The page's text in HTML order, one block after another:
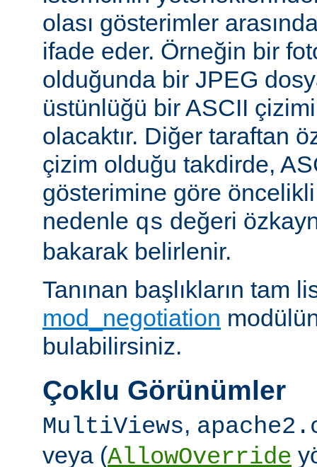
olası gösterimler
ifade eder. Örneğin bir
olduğunda bir JPEG
üstünlüğü bir ASCII
olacaktır. Diğer taraftan
çizim olduğu takdirde,
gösterimine göre
nedenle qs değeri
bakarak belirlenir.
Tanınan başlıkların tam
mod_negotiation
bulabilirsiniz.
Çoklu Görünümler
MultiViews,
veya (AllowOverride